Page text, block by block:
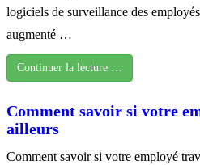
logiciels de surveillance des
augmenté …
Continuer la lecture …
Comment savoir si votre
ailleurs
Comment savoir si votre employé